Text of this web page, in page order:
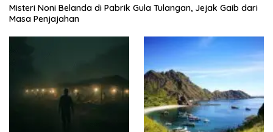
Misteri Noni Belanda di Pabrik Gula Tulangan, Jejak Gaib dari
Masa Penjajahan